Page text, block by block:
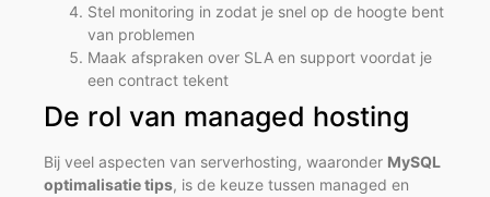
Stel monitoring in zodat je snel op de hoogte bent
van problemen
Maak afspraken over SLA en support voordat je
een contract tekent
De rol van managed hosting
Bij veel aspecten van serverhosting, waaronder MySQL
optimalisatie tips, is de keuze tussen managed en